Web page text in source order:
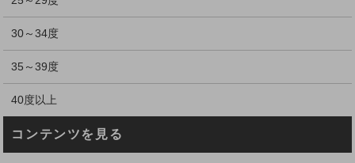
30～34度
35～39度
40度以上
コンテンツを見る